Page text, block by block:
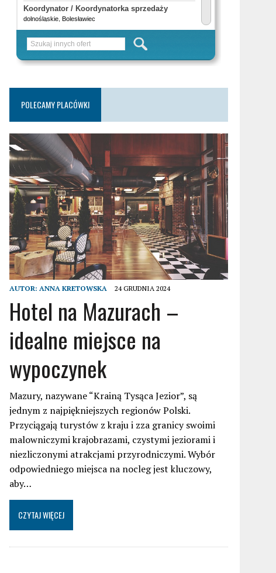
POLECAMY PLACÓWKI
AUTOR: ANNA KRETOWSKA 24 GRUDNIA 2024
Hotel na Mazurach –
idealne miejsce na
wypoczynek
Mazury, nazywane “Krainą Tysąca Jezior”, są
jednym z najpiękniejszych regionów Polski.
Przyciągają turystów z kraju i zza granicy swoimi
malowniczymi krajobrazami, czystymi jeziorami i
niezliczonymi atrakcjami przyrodniczymi. Wybór
odpowiedniego miejsca na nocleg jest kluczowy,
aby…
CZYTAJ WIĘCEJ